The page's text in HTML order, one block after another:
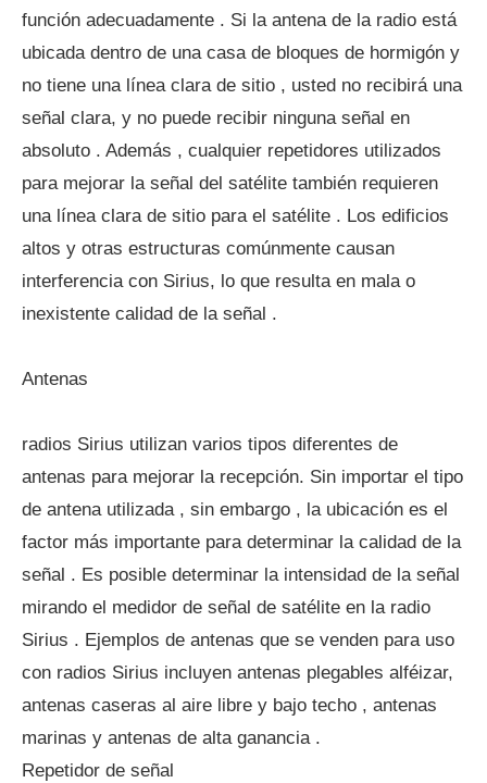
función adecuadamente . Si la antena de la radio está
ubicada dentro de una casa de bloques de hormigón y
no tiene una línea clara de sitio , usted no recibirá una
señal clara, y no puede recibir ninguna señal en
absoluto . Además , cualquier repetidores utilizados
para mejorar la señal del satélite también requieren
una línea clara de sitio para el satélite . Los edificios
altos y otras estructuras comúnmente causan
interferencia con Sirius, lo que resulta en mala o
inexistente calidad de la señal .
Antenas
radios Sirius utilizan varios tipos diferentes de
antenas para mejorar la recepción. Sin importar el tipo
de antena utilizada , sin embargo , la ubicación es el
factor más importante para determinar la calidad de la
señal . Es posible determinar la intensidad de la señal
mirando el medidor de señal de satélite en la radio
Sirius . Ejemplos de antenas que se venden para uso
con radios Sirius incluyen antenas plegables alféizar,
antenas caseras al aire libre y bajo techo , antenas
marinas y antenas de alta ganancia .
Repetidor de señal